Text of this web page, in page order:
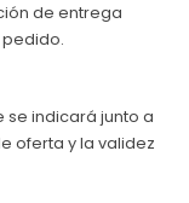
de entrega
se indicará junto a
oferta y la validez